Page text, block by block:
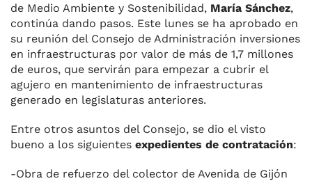
de Medio Ambiente y Sostenibilidad, María Sánchez,
continúa dando pasos. Este lunes se ha aprobado en
su reunión del Consejo de Administración inversiones
en infraestructuras por valor de más de 1,7 millones
de euros, que servirán para empezar a cubrir el
agujero en mantenimiento de infraestructuras
generado en legislaturas anteriores.
Entre otros asuntos del Consejo, se dio el visto
bueno a los siguientes expedientes de contratación:
-Obra de refuerzo del colector de Avenida de Gijón